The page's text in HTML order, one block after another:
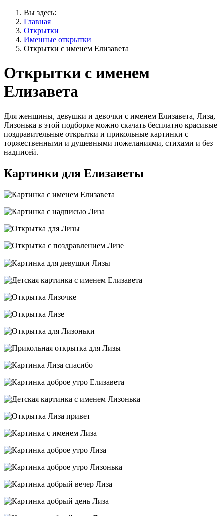
Вы здесь:
Главная
Открытки
Именные открытки
Открытки с именем Елизавета
Открытки с именем
Елизавета
Для женщины, девушки и девочки с именем Елизавета, Лиза,
Лизонька в этой подборке можно скачать бесплатно красивые
поздравительные открытки и прикольные картинки с
торжественными и душевными пожеланиями, стихами и без
надписей.
Картинки для Елизаветы